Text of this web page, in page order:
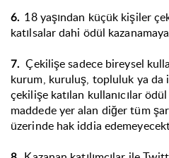
6. 18 yaşından küçük kişiler
katılsalar dahi ödül
7.Çekilişe sadece bireysel
kurum, kuruluş, topluluk ya da
çekilişe katılan kullanıcılar
maddede yer alan diğer tüm
üzerinde hak iddia